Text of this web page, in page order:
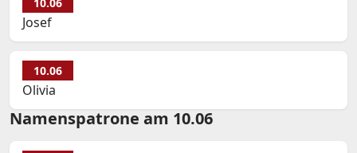
Josef
10.06
Olivia
Namenspatrone am 10.06